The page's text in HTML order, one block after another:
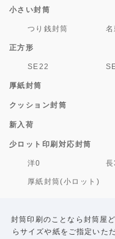
小さい封筒
つり銭封筒
正方形
SE22
厚紙封筒
クッション封筒
新入荷
少ロット印刷対応封筒
洋0 長
厚紙封筒(小ロット)
封筒印刷のことなら封筒屋
らサイズや紙をご指定いた